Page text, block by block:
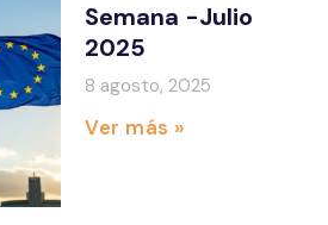
Semana -Julio
2025
8 agosto, 2025
Ver más »